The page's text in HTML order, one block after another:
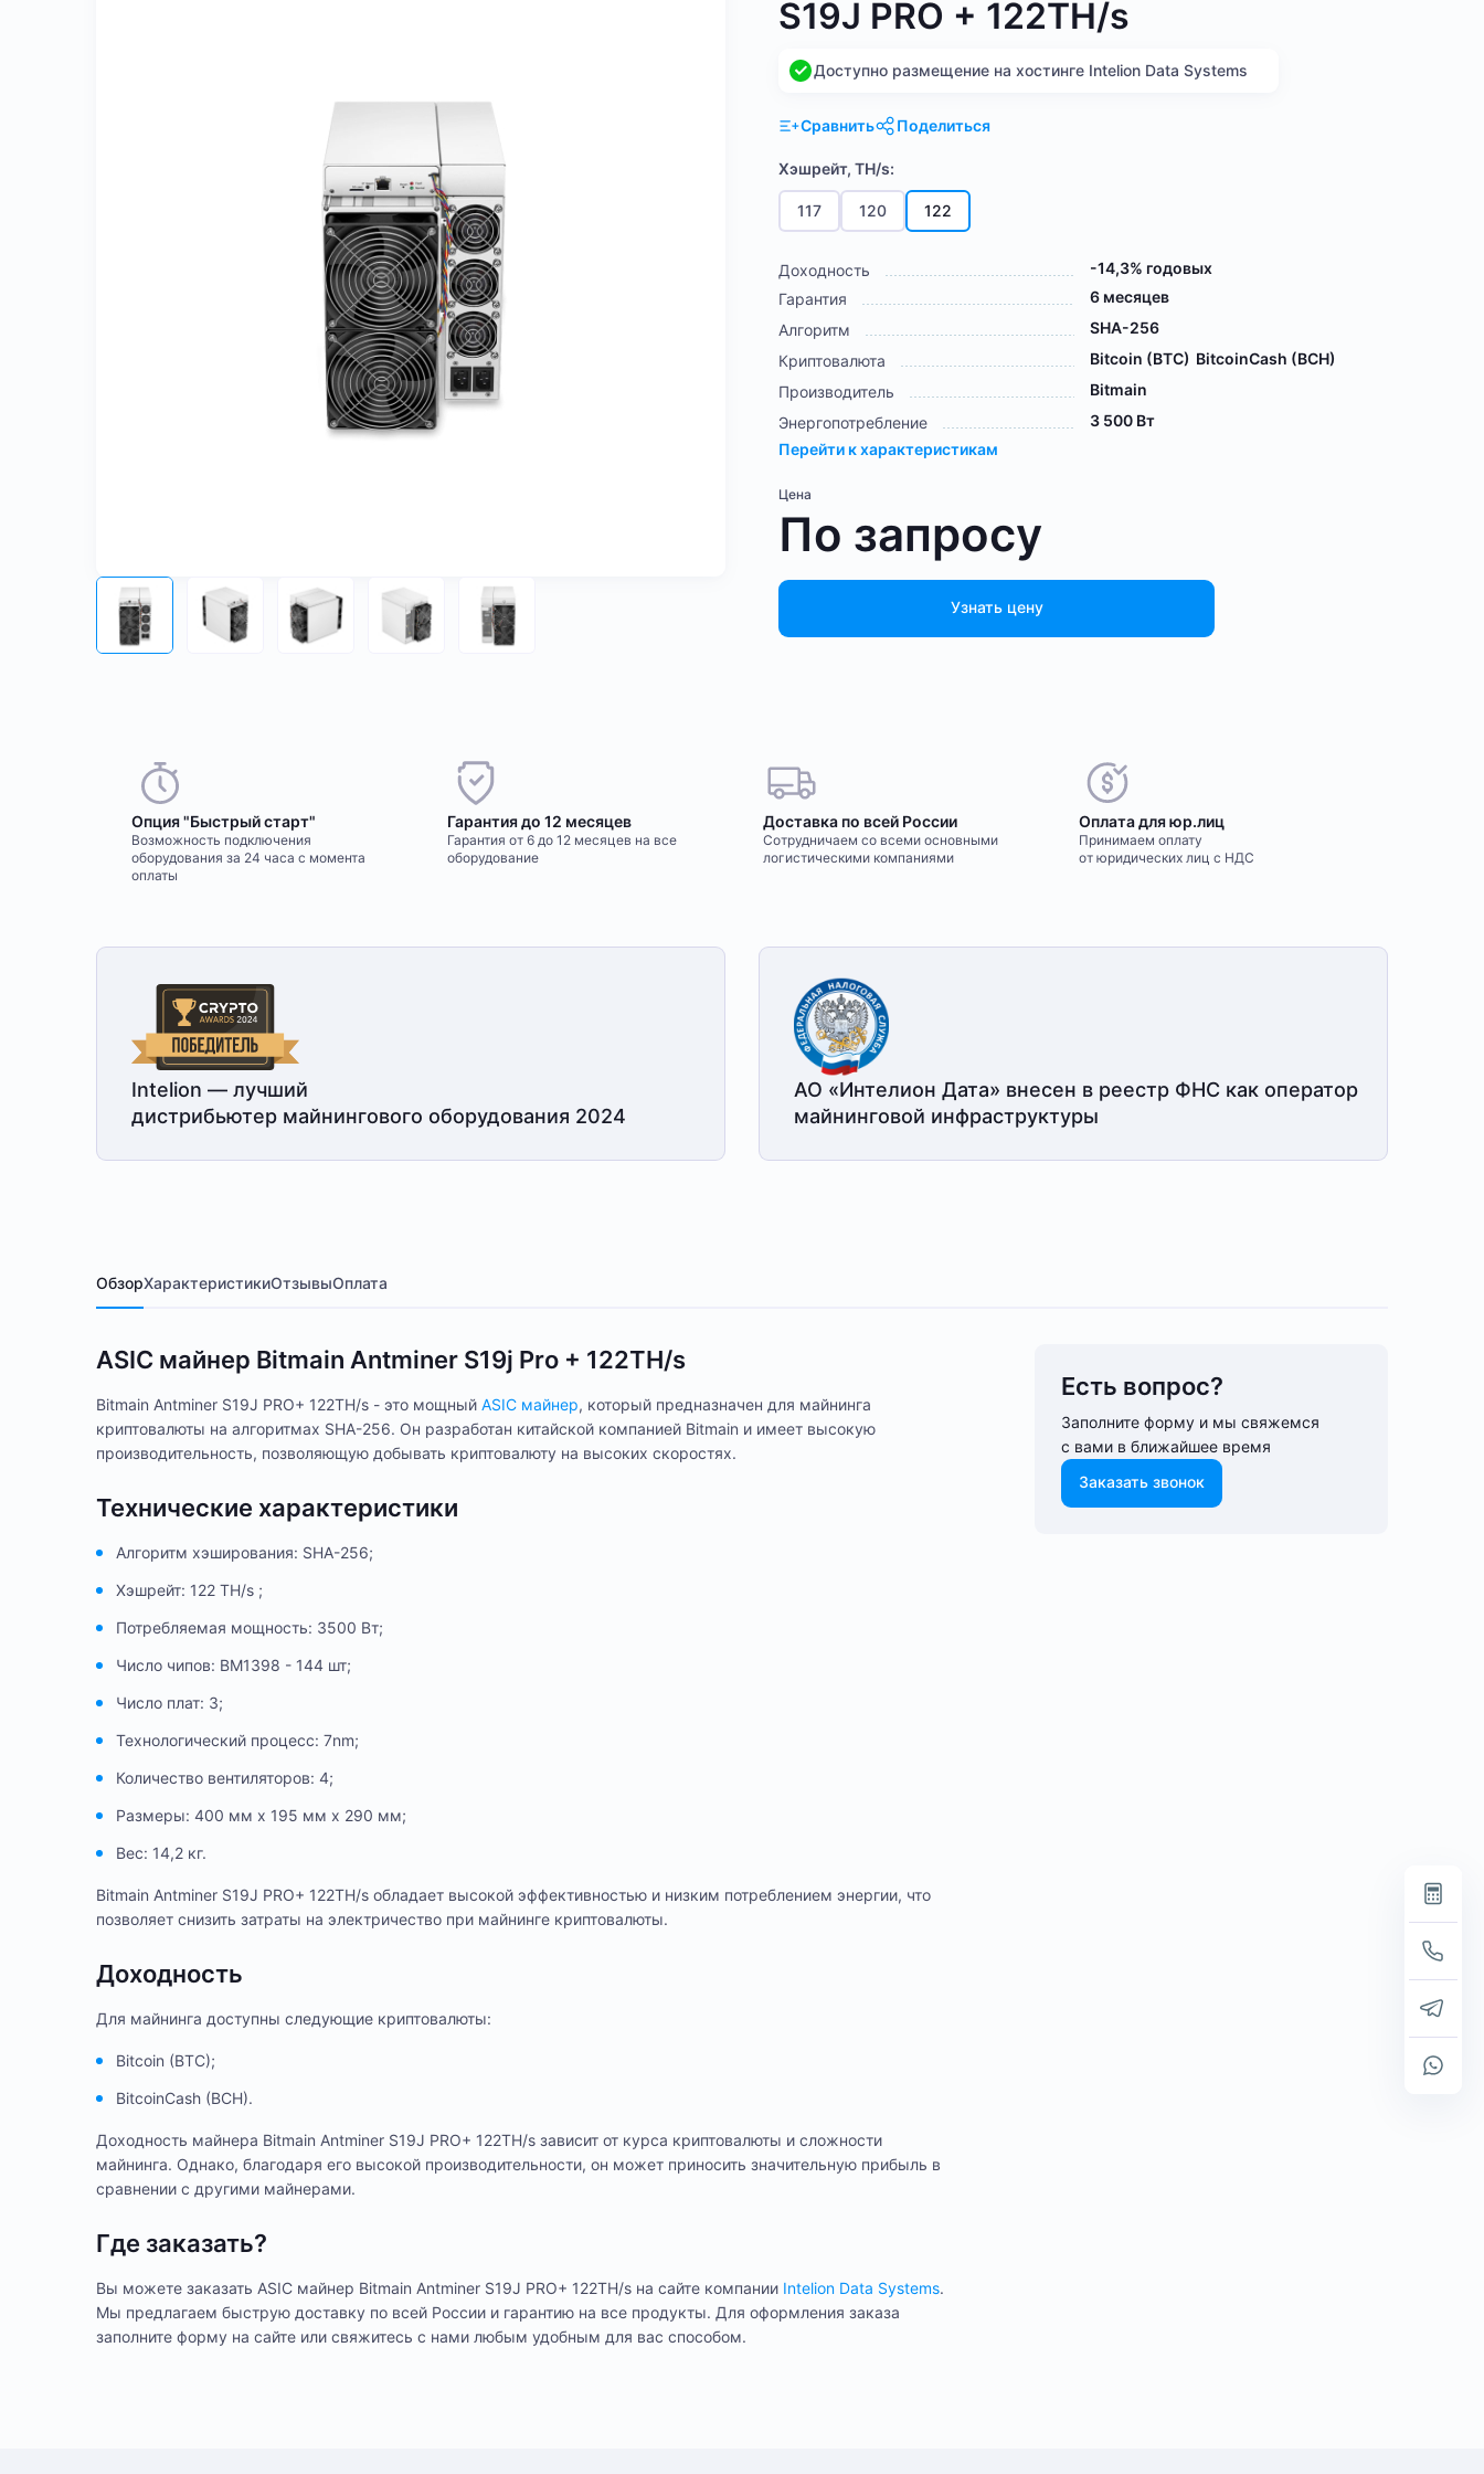
S19J PRO + 122TH/s
Доступно размещение на хостинге Intelion Data Systems
Сравнить Поделиться
Хэшрейт, TH/s:
117 120 122
Доходность
-14,3% годовых
Гарантия
6 месяцев
Алгоритм
SHA-256
Криптовалюта
Bitcoin (BTC) BitcoinCash (BCH)
Производитель
Bitmain
Энергопотребление
3 500 Вт
Перейти к характеристикам
Цена
По запросу
Узнать цену
Опция "Быстрый старт"
Возможность подключения
оборудования за 24 часа с момента
оплаты
Гарантия до 12 месяцев
Гарантия от 6 до 12 месяцев на все
оборудование
Доставка по всей России
Сотрудничаем со всеми основными
логистическими компаниями
Оплата для юр.лиц
Принимаем оплату
от юридических лиц с НДС
Intelion — лучший
дистрибьютер майнингового оборудования 2024
АО «Интелион Дата» внесен в реестр ФНС как оператор
майнинговой инфраструктуры
ОбзорХарактеристикиОтзывыОплата
ASIC майнер Bitmain Antminer S19j Pro + 122TH/s
Bitmain Antminer S19J PRO+ 122TH/s - это мощный ASIC майнер, который предназначен для майнинга
криптовалюты на алгоритмах SHA-256. Он разработан китайской компанией Bitmain и имеет высокую
производительность, позволяющую добывать криптовалюту на высоких скоростях.
Технические характеристики
Алгоритм хэширования: SHA-256;
Хэшрейт: 122 TH/s ;
Потребляемая мощность: 3500 Вт;
Число чипов: BM1398 - 144 шт;
Число плат: 3;
Технологический процесс: 7nm;
Количество вентиляторов: 4;
Размеры: 400 мм x 195 мм x 290 мм;
Вес: 14,2 кг.
Bitmain Antminer S19J PRO+ 122TH/s обладает высокой эффективностью и низким потреблением энергии, что
позволяет снизить затраты на электричество при майнинге криптовалюты.
Доходность
Для майнинга доступны следующие криптовалюты:
Bitcoin (BTC);
BitcoinCash (BCH).
Доходность майнера Bitmain Antminer S19J PRO+ 122TH/s зависит от курса криптовалюты и сложности
майнинга. Однако, благодаря его высокой производительности, он может приносить значительную прибыль в
сравнении с другими майнерами.
Где заказать?
Вы можете заказать ASIC майнер Bitmain Antminer S19J PRO+ 122TH/s на сайте компании Intelion Data Systems.
Мы предлагаем быструю доставку по всей России и гарантию на все продукты. Для оформления заказа
заполните форму на сайте или свяжитесь с нами любым удобным для вас способом.
Есть вопрос?
Заполните форму и мы свяжемся
с вами в ближайшее время
Заказать звонок